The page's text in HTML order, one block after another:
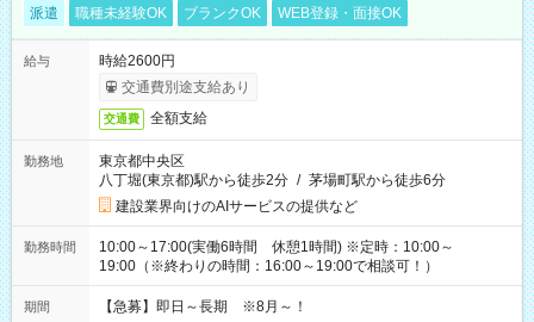
派遣 職種未経験OK ブランクOK WEB登録・面接OK
給与
時給2600円
交通費別途支給あり
交通費 全額支給
勤務地
東京都中央区
八丁堀(東京都)駅から徒歩2分 / 茅場町駅から徒歩6分
建設業界向けのAIサービスの提供など
勤務時間
10:00～17:00(実働6時間 休憩1時間) ※定時：10:00～
19:00（※終わりの時間：16:00～19:00で相談可！）
期間 【急募】即日～長期 ※8月～！